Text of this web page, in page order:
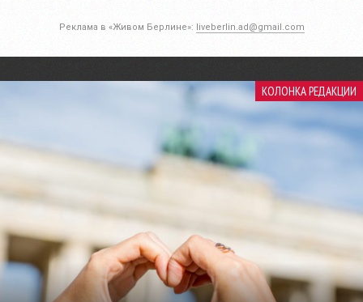
Реклама в «Живом Берлине»: liveberlin.ad@gmail.com
КОЛОНКА РЕДАКЦИИ